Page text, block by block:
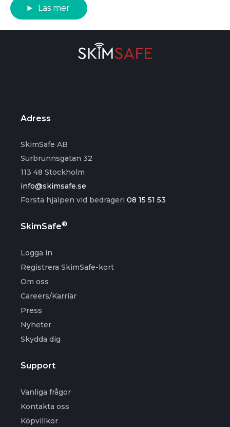
Läs mer
Adress
SkimSafe AB
Surbrunnsgatan 32
113 48 Stockholm
info@skimsafe.se
Första hjälpen vid bedrägeri 08 15 51 53
SkimSafe®
Logga in
Registrera SkimSafe-kort
Om oss
Careers/Karriär
Press
Nyheter
Skydda dig
Support
Vanliga frågor
Kontakta oss
Köpvillkor